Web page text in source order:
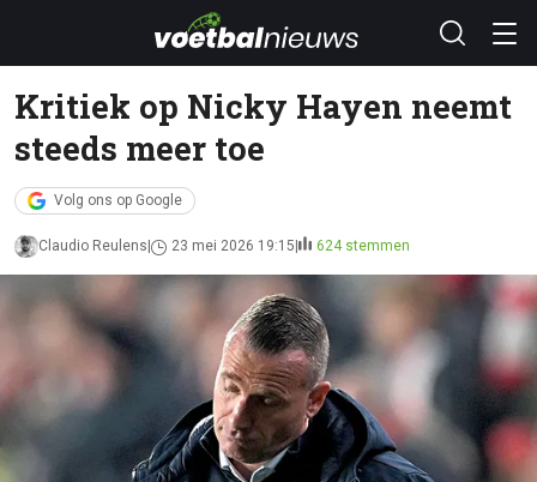
Kritiek op Nicky Hayen neemt
steeds meer toe
Volg ons op Google
Claudio Reulens 23 mei 2026 19:15 624 stemmen